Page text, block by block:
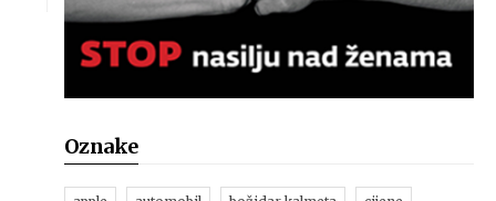
Oznake